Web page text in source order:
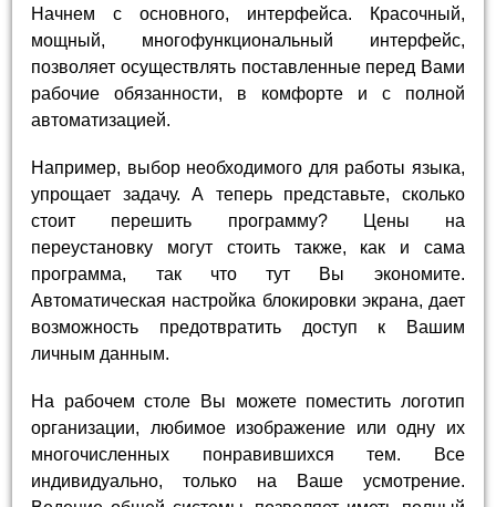
Начнем с основного, интерфейса. Красочный,
мощный, многофункциональный интерфейс,
позволяет осуществлять поставленные перед Вами
рабочие обязанности, в комфорте и с полной
автоматизацией.
Например, выбор необходимого для работы языка,
упрощает задачу. А теперь представьте, сколько
стоит перешить программу? Цены на
переустановку могут стоить также, как и сама
программа, так что тут Вы экономите.
Автоматическая настройка блокировки экрана, дает
возможность предотвратить доступ к Вашим
личным данным.
На рабочем столе Вы можете поместить логотип
организации, любимое изображение или одну их
многочисленных понравившихся тем. Все
индивидуально, только на Ваше усмотрение.